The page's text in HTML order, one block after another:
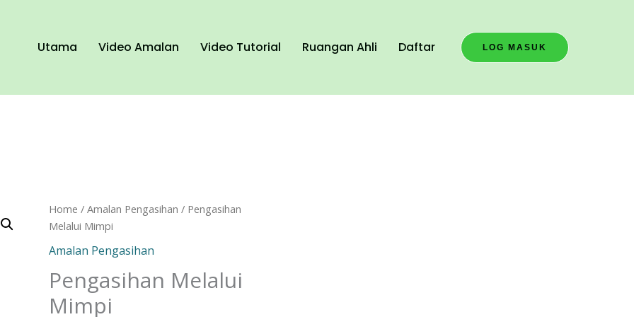
Utama Video Amalan Video Tutorial Ruangan Ahli Daftar LOG MASUK
Home /Amalan Pengasihan / Pengasihan
Melalui Mimpi
Amalan Pengasihan
Pengasihan Melalui
Mimpi
Pengasihan
Melalui
Mimpi
quantity